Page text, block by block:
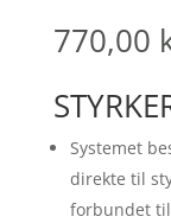
770,00
Systemet
direkte til
forbundet